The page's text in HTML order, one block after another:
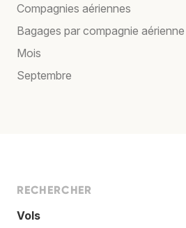
Compagnies aériennes
Bagages par compagnie aérienne
Mois
Septembre
RECHERCHER
Vols